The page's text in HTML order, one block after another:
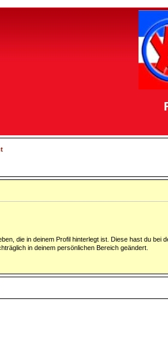
die in deinem Profil hinterlegt ist. Diese hast du bei
in deinem persönlichen Bereich geändert.